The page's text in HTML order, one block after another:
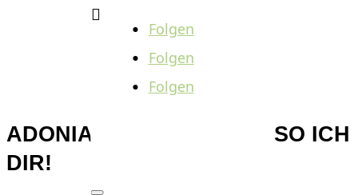

Folgen
Folgen
Folgen
ADONIA- WIE GOTT MIR, SO ICH
DIR!